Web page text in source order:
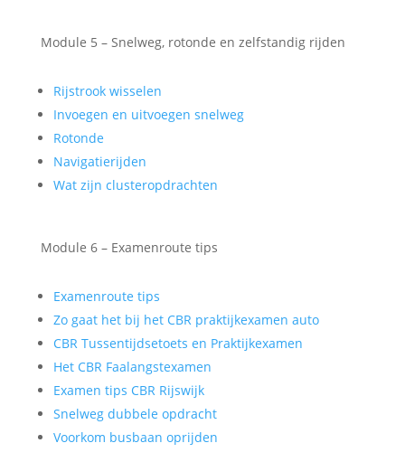
Module 5 – Snelweg, rotonde en zelfstandig rijden
Rijstrook wisselen
Invoegen en uitvoegen snelweg
Rotonde
Navigatierijden
Wat zijn clusteropdrachten
Module 6 – Examenroute tips
Examenroute tips
Zo gaat het bij het CBR praktijkexamen auto
CBR Tussentijdsetoets en Praktijkexamen
Het CBR Faalangstexamen
Examen tips CBR Rijswijk
Snelweg dubbele opdracht
Voorkom busbaan oprijden